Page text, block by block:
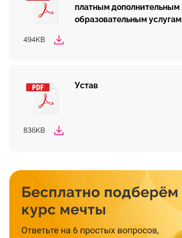
платным дополнительным
образовательным услугам
494KB
Устав
836KB